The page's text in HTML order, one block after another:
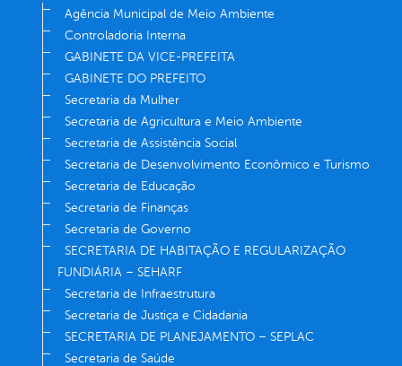
Agência Municipal de Meio Ambiente
Controladoria Interna
GABINETE DA VICE-PREFEITA
GABINETE DO PREFEITO
Secretaria da Mulher
Secretaria de Agricultura e Meio Ambiente
Secretaria de Assistência Social
Secretaria de Desenvolvimento Econômico e Turismo
Secretaria de Educação
Secretaria de Finanças
Secretaria de Governo
SECRETARIA DE HABITAÇÃO E REGULARIZAÇÃO
FUNDIÁRIA – SEHARF
Secretaria de Infraestrutura
Secretaria de Justiça e Cidadania
SECRETARIA DE PLANEJAMENTO – SEPLAC
Secretaria de Saúde